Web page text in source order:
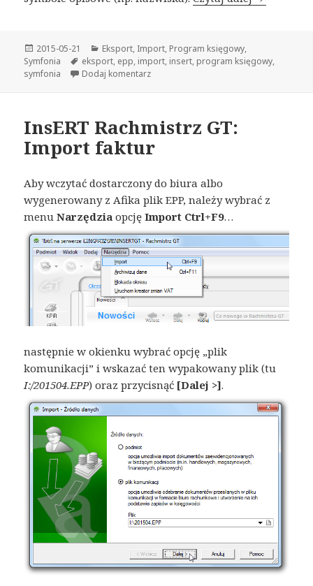
Opublikowano
2015-05-21 Kategorie
Eksport, Import, Program księgowy,
Symfonia
Tagi
eksport, epp, import, insert, program księgowy,
symfonia
Dodaj komentarz
InsERT Rachmistrz GT:
Import faktur
Aby wczytać dostarczony do biura albo
wygenerowany z Afika plik EPP, należy wybrać z
menuNarzędzia opcjęImport Ctrl+F9…
następnie w okienku wybrać opcję „plik
komunikacji” i wskazać ten wypakowany plik (tu
I:/201504.EPP) oraz przycisnąć [Dalej >].